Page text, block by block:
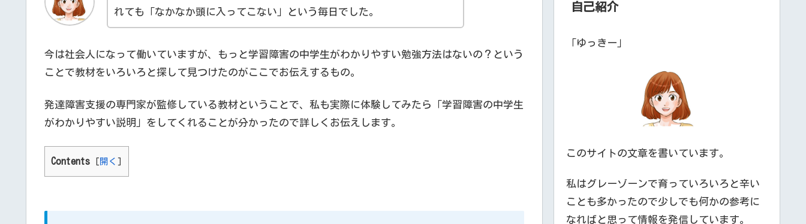
れても「なかなか頭に入ってこない」という毎日でした。
今は社会人になって働いていますが、もっと学習障害の中学生がわかりやすい勉強方法はないの？という
ことで教材をいろいろと探して見つけたのがここでお伝えするもの。
発達障害支援の専門家が監修している教材ということで、私も実際に体験してみたら「学習障害の中学生
がわかりやすい説明」をしてくれることが分かったので詳しくお伝えします。
Contents [ 開く ]
自己紹介
「ゆっきー」
このサイトの文章を書いています。
私はグレーゾーンで育っていろいろと辛い
ことも多かったので少しでも何かの参考に
なればと思って情報を発信しています。